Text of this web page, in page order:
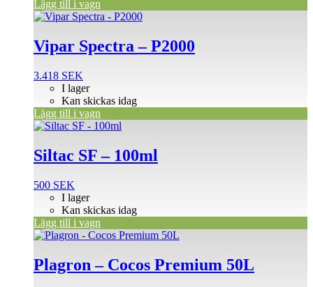
Lägg till i vagn
Vipar Spectra – P2000
3.418 SEK
I lager
Kan skickas idag
Lägg till i vagn
Siltac SF – 100ml
500 SEK
I lager
Kan skickas idag
Lägg till i vagn
Plagron – Cocos Premium 50L